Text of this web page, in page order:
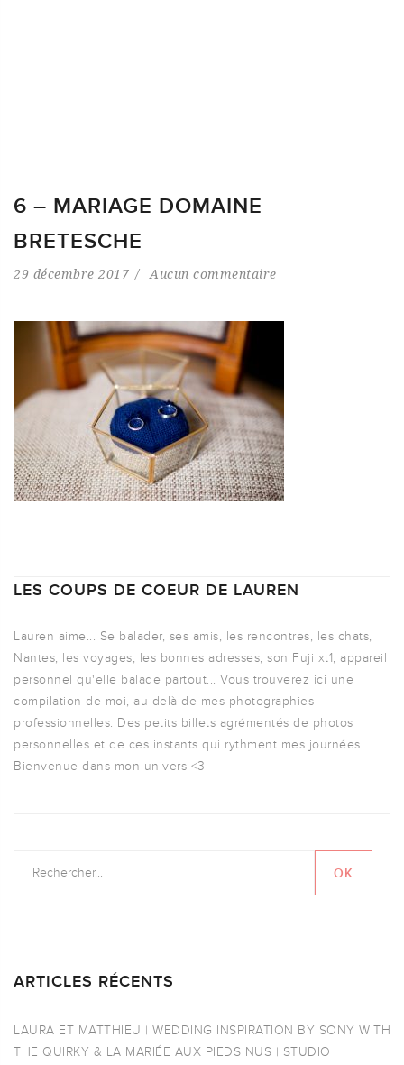
6 – MARIAGE DOMAINE
BRETESCHE
29 décembre 2017 Aucun commentaire
LES COUPS DE COEUR DE LAUREN
Lauren aime... Se balader, ses amis, les rencontres, les chats,
Nantes, les voyages, les bonnes adresses, son Fuji xt1, appareil
personnel qu'elle balade partout... Vous trouverez ici une
compilation de moi, au-delà de mes photographies
professionnelles. Des petits billets agrémentés de photos
personnelles et de ces instants qui rythment mes journées.
Bienvenue dans mon univers <3
ARTICLES RÉCENTS
LAURA ET MATTHIEU | WEDDING INSPIRATION BY SONY WITH
THE QUIRKY & LA MARIÉE AUX PIEDS NUS | STUDIO